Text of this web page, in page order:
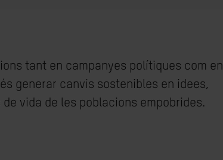
tant en campanyes polítiques com en
generar canvis sostenibles en idees,
vida de les poblacions empobrides.